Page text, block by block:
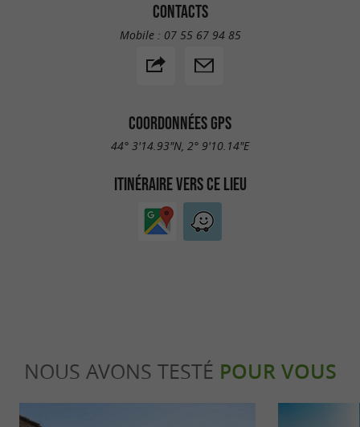
CONTACTS
Mobile : 07 55 67 94 85
COORDONNÉES GPS
44° 3'14.93"N, 2° 9'10.14"E
ITINÉRAIRE VERS CE LIEU
NOUS AVONS TESTÉ POUR VOUS